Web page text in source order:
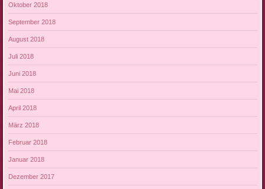
Oktober 2018
September 2018
August 2018
Juli 2018
Juni 2018
Mai 2018
April 2018
März 2018
Februar 2018
Januar 2018
Dezember 2017